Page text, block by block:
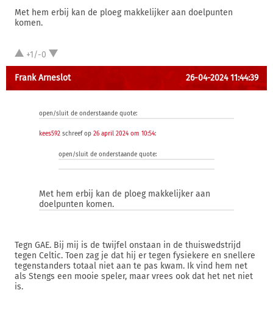
Met hem erbij kan de ploeg makkelijker aan doelpunten
komen.
+1/-0
Frank Arneslot 26-04-2024 11:44:39
open/sluit de onderstaande quote:
kees592 schreef op 26 april 2024 om 10:54:
open/sluit de onderstaande quote:
Met hem erbij kan de ploeg makkelijker aan
doelpunten komen.
Tegn GAE. Bij mij is de twijfel onstaan in de thuiswedstrijd
tegen Celtic. Toen zag je dat hij er tegen fysiekere en snellere
tegenstanders totaal niet aan te pas kwam. Ik vind hem net
als Stengs een mooie speler, maar vrees ook dat het net niet
is.